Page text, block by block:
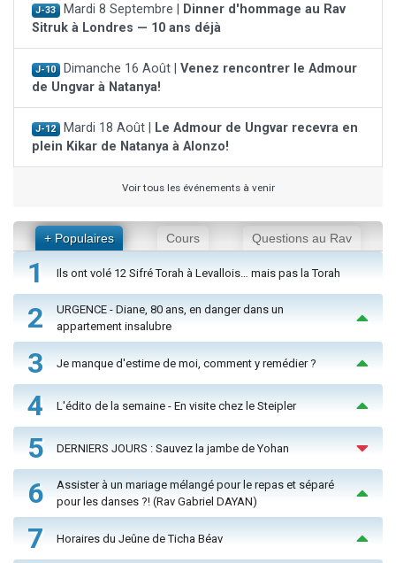
J-33 Mardi 8 Septembre |
Dinner d'hommage au Rav
Sitruk à Londres — 10 ans déjà
J-10 Dimanche 16 Août | Venez rencontrer le Admour
de Ungvar à Natanya!
J-12 Mardi 18 Août |
Le Admour de Ungvar recevra en
plein Kikar de Natanya à Alonzo!
Voir tous les événements à venir
+ Populaires Cours Questions au Rav
1 Ils ont volé 12 Sifré Torah à Levallois… mais pas la Torah
2
URGENCE - Diane, 80 ans, en danger dans un
appartement insalubre
3 Je manque d'estime de moi, comment y remédier ?
4 L'édito de la semaine - En visite chez le Steipler
5 DERNIERS JOURS : Sauvez la jambe de Yohan
6
Assister à un mariage mélangé pour le repas et séparé
pour les danses ?! (Rav Gabriel DAYAN)
7 Horaires du Jeûne de Ticha Béav